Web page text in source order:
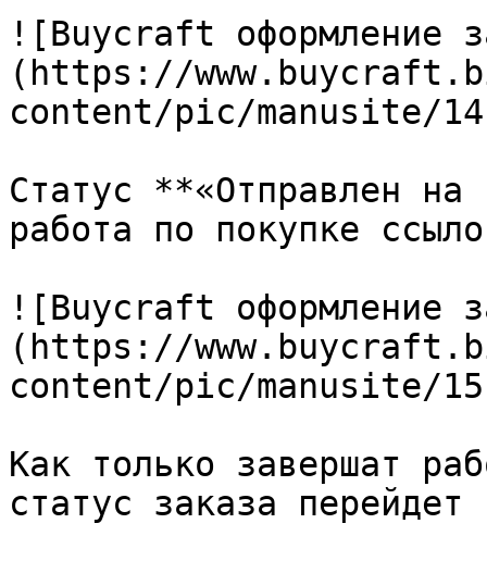
![Buycraft оформление
(https://
content/pic/manusite/
Статус **«Отправлен
работа по покупке
![Buycraft оформление
(https://
content/pic/manusite/
Как только завершат
статус заказа